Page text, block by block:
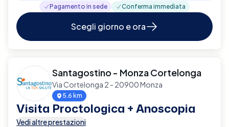
Pagamento in sede Conferma immediata
Scegli giorno e ora
Santagostino - Monza Cortelonga
Via Cortelonga 2 - 20900 Monza
5.6 km
Visita Proctologica + Anoscopia
Vedi altre prestazioni